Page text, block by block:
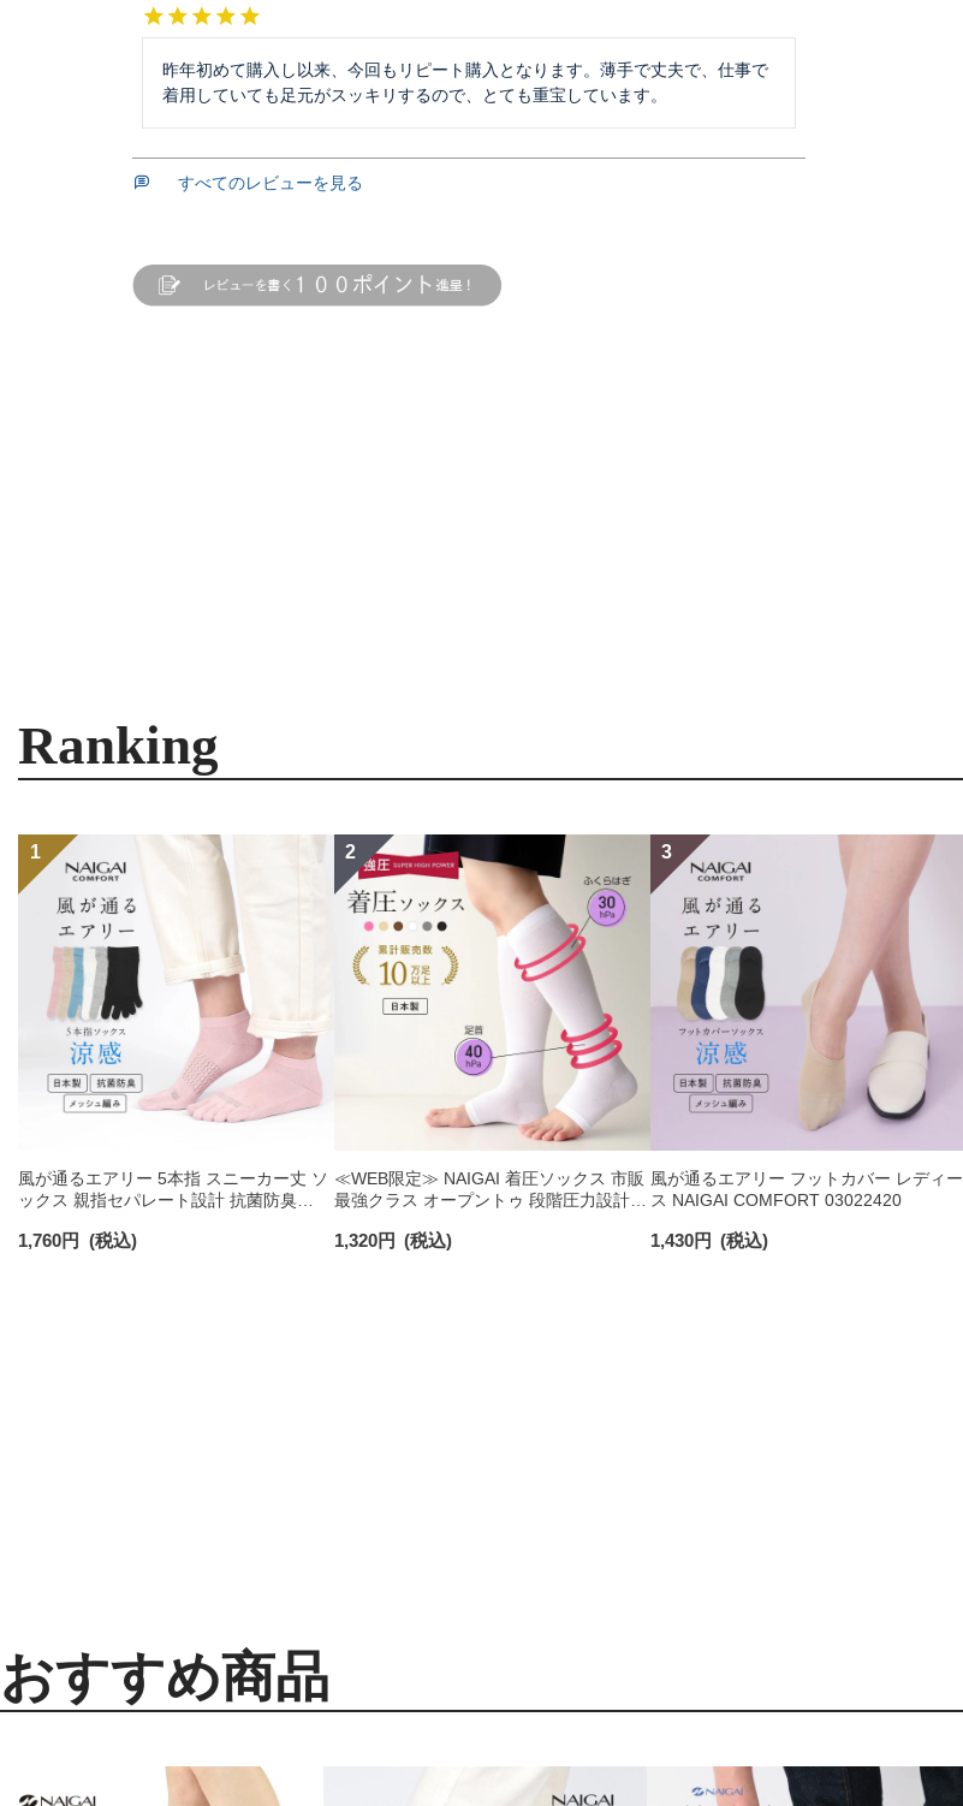
昨年初めて購入し以来、今回もリピート購入となります。薄手で丈夫で、仕事で
着用していても足元がスッキリするので、とても重宝しています。
すべてのレビューを見る
Ranking
風が通るエアリー 5本指 スニーカー丈 ソ
ックス 親指セパレート設計 抗菌防臭
03022213
1,760円 (税込)
≪WEB限定≫ NAIGAI 着圧ソックス 市販
最強クラス オープントゥ 段階圧力設計
ぎ30hPa 【365日最短翌日発送】
1,320円 (税込)
風が通るエアリー フットカバー レディー
ス NAIGAI COMFORT 03022420
1,430円 (税込)
おすすめ商品